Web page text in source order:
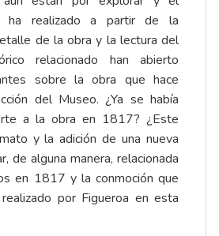
ha realizado a partir de la
de la obra y la lectura del
relacionado han abierto
sobre la obra que hace
del Museo. ¿Ya se había
a la obra en 1817? ¿Este
y la adición de una nueva
de alguna manera, relacionada
en 1817 y la conmoción que
por Figueroa en esta